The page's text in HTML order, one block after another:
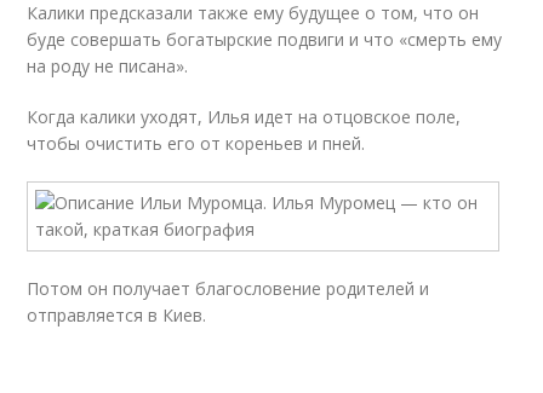
Калики предсказали также ему будущее о том, что он
буде совершать богатырские подвиги и что «смерть ему
на роду не писана».
Когда калики уходят, Илья идет на отцовское поле,
чтобы очистить его от кореньев и пней.
Потом он получает благословение родителей и
отправляется в Киев.